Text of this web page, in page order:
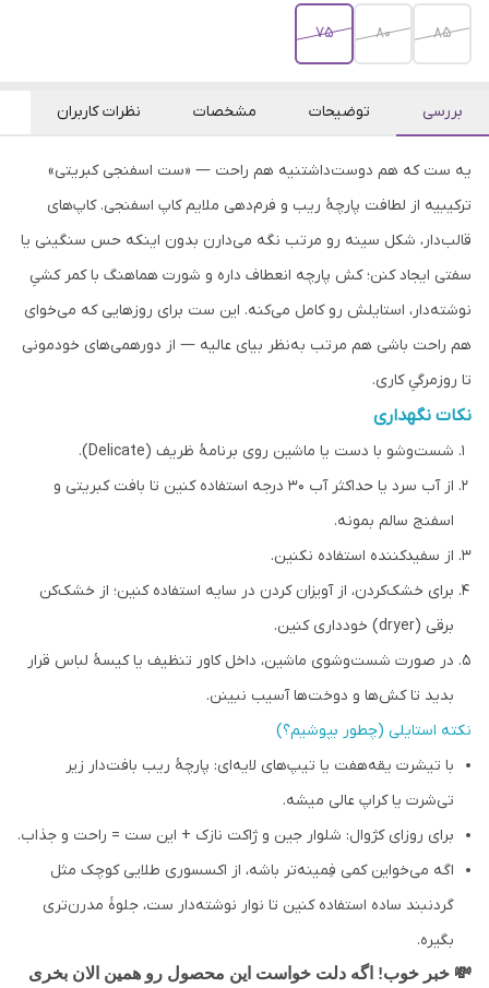
85
80
75
بررسی توضیحات مشخصات نظرات کاربران
یه ست که هم دوست‌داشتنیه هم راحت — «ست اسفنجی کبریتی»
ترکیبیه از لطافت پارچهٔ ریب و فرم‌دهی ملایم کاپ اسفنجی. کاپ‌های
قالب‌دار، شکل سینه رو مرتب نگه می‌دارن بدون اینکه حس سنگینی یا
سفتی ایجاد کنن؛ کش پارچه انعطاف داره و شورت هماهنگ با کمر کشیِ
نوشته‌دار، استایلش رو کامل می‌کنه. این ست برای روزهایی که می‌خوای
هم راحت باشی هم مرتب به‌نظر بیای عالیه — از دورهمی‌های خودمونی
تا روزمرگیِ کاری.
نکات نگهداری
شست‌وشو با دست یا ماشین روی برنامهٔ ظریف (Delicate).
از آب سرد یا حداکثر آب ۳۰ درجه استفاده کنین تا بافت کبریتی و
اسفنج سالم بمونه.
از سفیدکننده استفاده نکنین.
برای خشک‌کردن، از آویزان کردن در سایه استفاده کنین؛ از خشک‌کن
برقی (dryer) خودداری کنین.
در صورت شست‌وشوی ماشین، داخل کاور تنظیف یا کیسهٔ لباس قرار
بدید تا کش‌ها و دوخت‌ها آسیب نبینن.
نکته استایلی (چطور بپوشیم؟)
با تیشرت یقه‌هفت یا تیپ‌های لایه‌ای: پارچهٔ ریب بافت‌دار زیر
تی‌شرت یا کراپ عالی میشه.
برای روزای کژوال: شلوار جین و ژاکت نازک + این ست = راحت و جذاب.
اگه می‌خواین کمی فِمینه‌تر باشه، از اکسسوری طلایی کوچک مثل
گردنبند ساده استفاده کنین تا نوار نوشته‌دار ست، جلوهٔ مدرن‌تری
بگیره.
💸 خبر خوب! اگه دلت خواست این محصول رو همین الان بخری